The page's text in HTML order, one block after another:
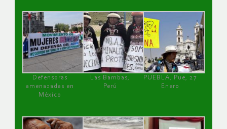
Defensoras
amenazadas en
México
Las Bambas,
Perú
PUEBLA, Pue, 27
Enero